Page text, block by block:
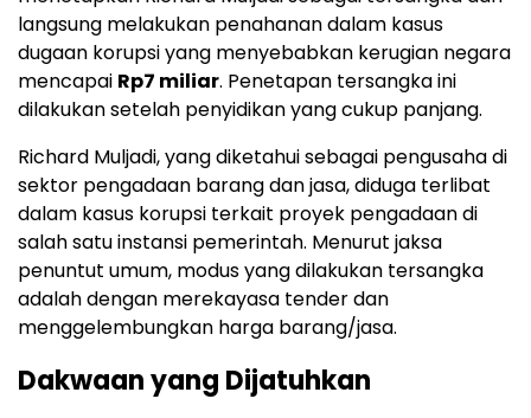
langsung melakukan penahanan dalam kasus
dugaan korupsi yang menyebabkan kerugian negara
mencapai Rp7 miliar. Penetapan tersangka ini
dilakukan setelah penyidikan yang cukup panjang.
Richard Muljadi, yang diketahui sebagai pengusaha di
sektor pengadaan barang dan jasa, diduga terlibat
dalam kasus korupsi terkait proyek pengadaan di
salah satu instansi pemerintah. Menurut jaksa
penuntut umum, modus yang dilakukan tersangka
adalah dengan merekayasa tender dan
menggelembungkan harga barang/jasa.
Dakwaan yang Dijatuhkan